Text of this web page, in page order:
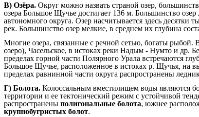
В) Озёра. Округ можно назвать страной озер,
озера Большое Щучье достигает 136 м. Большинство
автономного округа. Озер насчитывается здесь
рек. Большинство озер мелкие, в среднем их глубина
Многие озера, связанные с речной сетью, богаты рыбой.
озеро), Часельское, в истоках реки Надым - Нумто и др.
пределах горной части Полярного Урала встречаются
Большое Щучье, расположенное в истоках р. Щучья, на
пределах равнинной части округа распространены
Г) Болота. Колоссальным вместилищем воды являются
территории и ее тектонический режим с устойчивой
распространены полигональные болота, южнее
крупнобугристых болот.